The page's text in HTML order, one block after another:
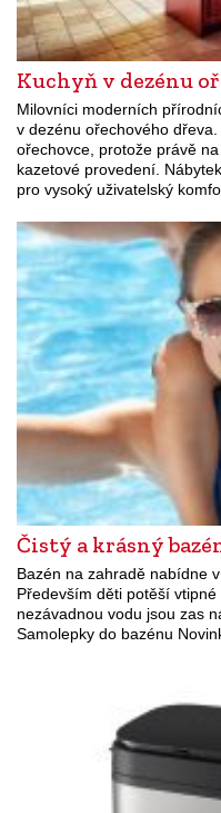
Kuchyň v dezénu
Milovníci moderních
v dezénu ořechového
ořechovce, protože právě
kazetové provedení.
pro vysoký uživatelský
Čistý a krásný
Bazén na zahradě nabídne
Především děti potěší
nezávadnou vodu jsou zas
Samolepky do bazénu